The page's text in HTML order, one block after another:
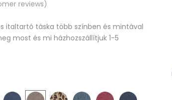
reviews)
italtartó táska több színben és mintával
most és mi házhozszállítjuk 1-5